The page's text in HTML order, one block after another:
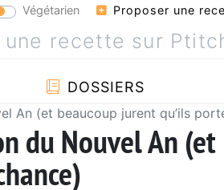
Végétarien Proposer une
DOSSIERS
An (et beaucoup jurent qu’ils
du Nouvel An (et